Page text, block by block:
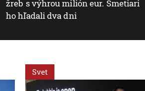
žreb s výhrou milión eur. Smetiari
ho hľadali dva dni
Svet